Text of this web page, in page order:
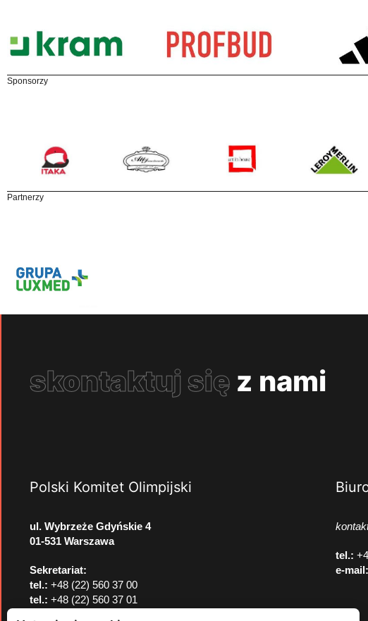
Sponsorzy
Partnerzy
skontaktuj się z nami
Polski Komitet Olimpijski
ul. Wybrzeże Gdyńskie 4
01-531 Warszawa
Sekretariat:
tel.: +48 (22) 560 37 00
tel.: +48 (22) 560 37 01
tel.:
e-mail: